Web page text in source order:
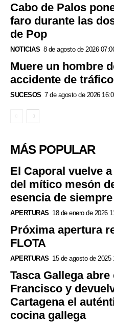
Cabo de Palos
faro durante las
de Pop
NOTICIAS 8 de agosto de 2026
Muere un hombre
accidente de
SUCESOS 7 de agosto de 2026
MÁS POPULAR
El Caporal vuelve
del mítico mesón
esencia de siempre
APERTURAS 18 de enero de 2026
Próxima apertura
FLOTA
APERTURAS 15 de agosto de 2025
Tasca Gallega
Francisco y
Cartagena el
cocina gallega